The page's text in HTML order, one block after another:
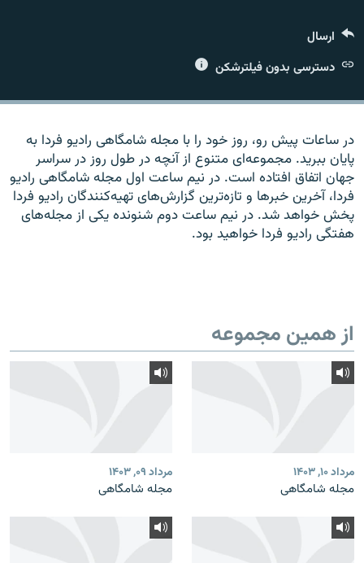
زبان‌های دیگر
ارسال
دسترسی بدون فیلترشکن
در ساعات پیش رو، روز خود را با مجله شامگاهی رادیو فردا به
پایان ببرید. مجموعه‌ای متنوع از آنچه در طول روز در سراسر
جهان اتفاق افتاده است. در نیم ساعت اول مجله شامگاهی رادیو
فردا، آخرین خبرها و تازه‌ترین گزارش‌های تهیه‌کنندگان رادیو فردا
پخش خواهد شد. در نیم ساعت دوم شنونده یکی از مجله‌های
هفتگی رادیو فردا خواهید بود.
از همین مجموعه
مرداد ۱۰, ۱۴۰۳
مجله شامگاهی
مرداد ۰۹, ۱۴۰۳
مجله شامگاهی